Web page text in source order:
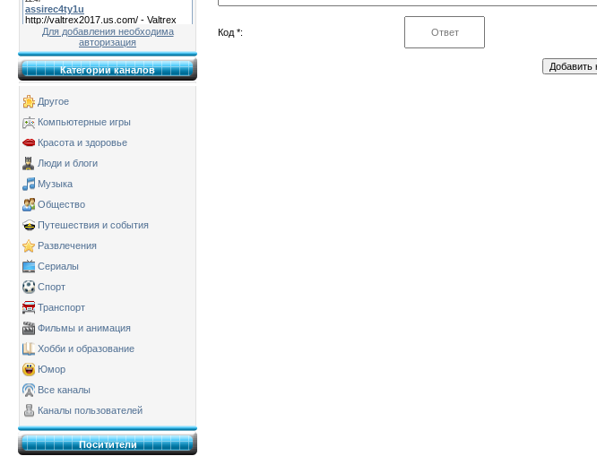
Для добавления необходима
авторизация
Категории каналов
Другое
Компьютерные игры
Красота и здоровье
Люди и блоги
Музыка
Общество
Путешествия и события
Развлечения
Сериалы
Спорт
Транспорт
Фильмы и анимация
Хобби и образование
Юмор
Все каналы
Каналы пользователей
Поситители
Код *: